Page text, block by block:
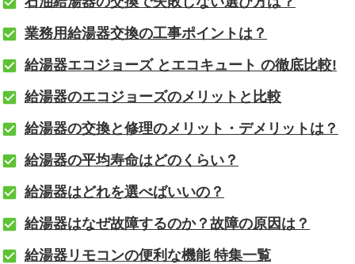
業務用給湯器交換の工事ポイントは？
給湯器エコジョーズ とエコキュート の徹底比較!
給湯器のエコジョーズのメリットと比較
給湯器の交換と修理のメリット・デメリットは？
給湯器の平均寿命はどのくらい？
給湯器はどれを選べばいいの？
給湯器はなぜ故障するのか？故障の原因は？
給湯器リモコンの便利な機能 特集一覧